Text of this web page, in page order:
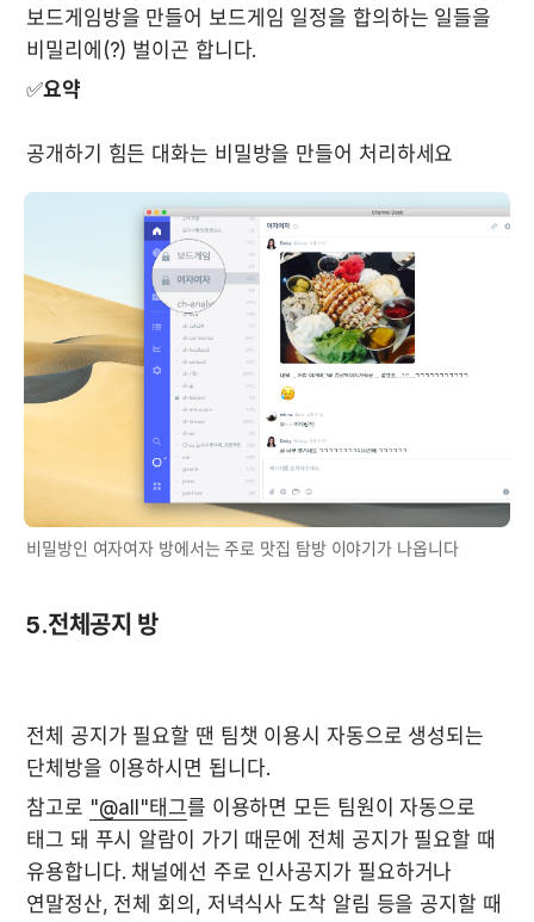
보드게임방을 만들어 보드게임 일정을 합의하는 일들을
비밀리에(?) 벌이곤 합니다.
✅요약
공개하기 힘든 대화는 비밀방을 만들어 처리하세요
비밀방인 여자여자 방에서는 주로 맛집 탐방 이야기가 나옵니다
5.전체공지 방
전체 공지가 필요할 땐 팀챗 이용시 자동으로 생성되는
단체방을 이용하시면 됩니다.
참고로 "@all"태그를 이용하면 모든 팀원이 자동으로
태그 돼 푸시 알람이 가기 때문에 전체 공지가 필요할 때
유용합니다. 채널에선 주로 인사공지가 필요하거나
연말정산, 전체 회의, 저녁식사 도착 알림 등을 공지할 때